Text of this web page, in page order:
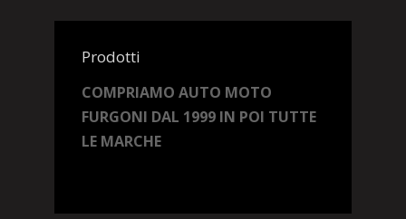
Prodotti
COMPRIAMO AUTO MOTO
FURGONI DAL 1999 IN POI TUTTE
LE MARCHE